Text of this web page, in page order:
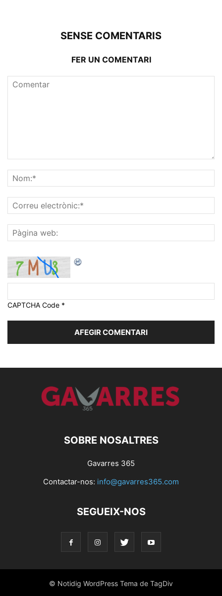
SENSE COMENTARIS
FER UN COMENTARI
CAPTCHA Code *
SOBRE NOSALTRES
Gavarres 365
Contactar-nos: info@gavarres365.com
SEGUEIX-NOS
© Notidig WordPress Tema de TagDiv